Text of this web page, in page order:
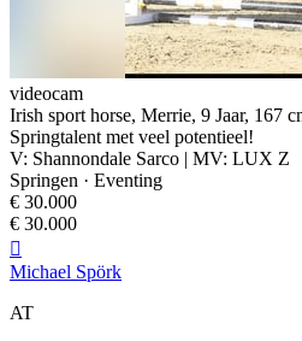
videocam
Irish sport horse, Merrie, 9 Jaar, 167
Springtalent met veel potentieel!
V: Shannondale Sarco | MV: LUX Z
Springen · Eventing
€ 30.000
€ 30.000

Michael Spörk
AT